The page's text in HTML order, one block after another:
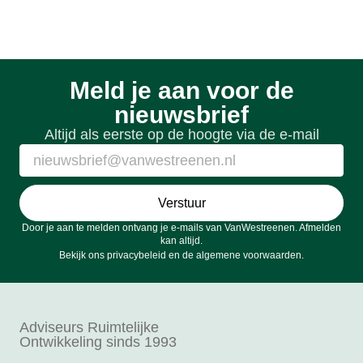
Meld je aan voor de
nieuwsbrief
Altijd als eerste op de hoogte via de e-mail
Verstuur
Door je aan te melden ontvang je e-mails van VanWestreenen. Afmelden
kan altijd.
Bekijk ons privacybeleid en de algemene voorwaarden.
Adviseurs Ruimtelijke
Ontwikkeling sinds 1993